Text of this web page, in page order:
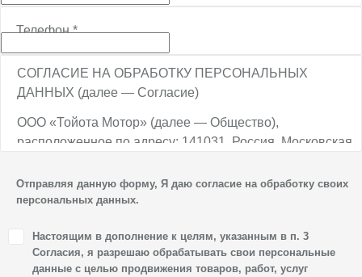
Телефон*
СОГЛАСИЕ НА ОБРАБОТКУ ПЕРСОНАЛЬНЫХ
ДАННЫХ (далее — Согласие)
ООО «Тойота Мотор» (далее — Общество),
расположенное по адресу: 141031, Россия, Московская
ТПЗ «Алтуфьево», вл. 5, стр. 1, является оператором
персональных данных.
1. Настоящим я даю согласие Обществу на обработку
своих персональных данных, а именно: имени, отчества,
фамилии, контактных данных (включая номер телефона
Отправляя данную форму, Я даю согласие на обработку своих
персональных данных.
Настоящим в дополнение к целям, указанным в п. 3
Согласия, я разрешаю обрабатывать свои персональные
данные с целью продвижения товаров, работ, услуг